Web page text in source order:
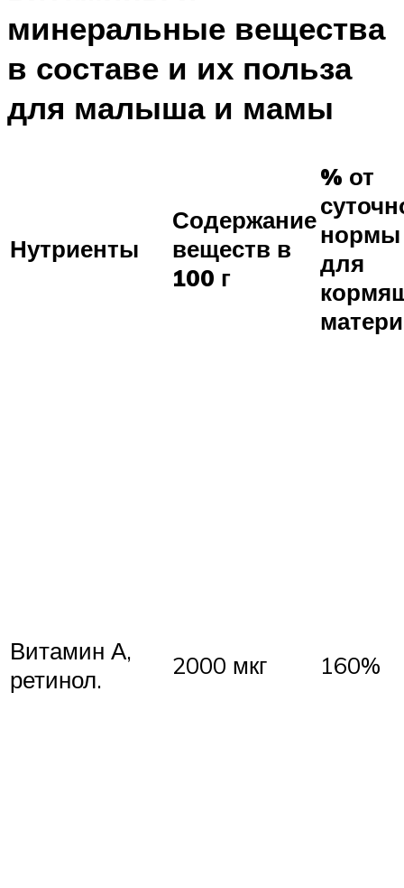
минеральные вещества
в составе и их польза
для малыша и мамы
Нутриенты
Содержание
веществ в
100 г
% от
нормы
для
матери
Витамин А,
ретинол.
2000 мкг 160%